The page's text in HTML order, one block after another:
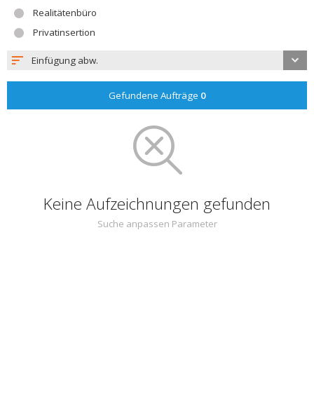
Realitätenbüro
Privatinsertion
Einfügung abw.
Gefundene Aufträge 0
Keine Aufzeichnungen gefunden
Suche anpassen Parameter